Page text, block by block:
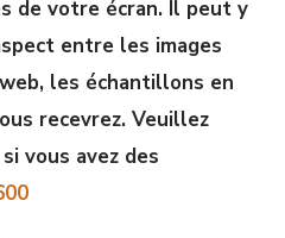
de votre écran. Il peut y
entre les images
les échantillons en
recevrez. Veuillez
vous avez des